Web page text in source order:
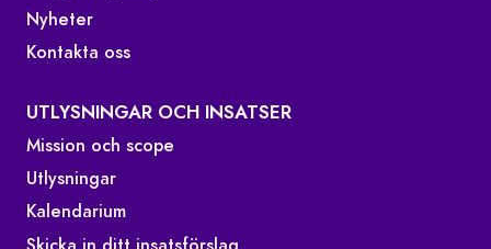
Nyheter
Kontakta oss
UTLYSNINGAR OCH INSATSER
Mission och scope
Utlysningar
Kalendarium